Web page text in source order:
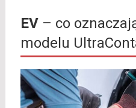
EV– co
modelu